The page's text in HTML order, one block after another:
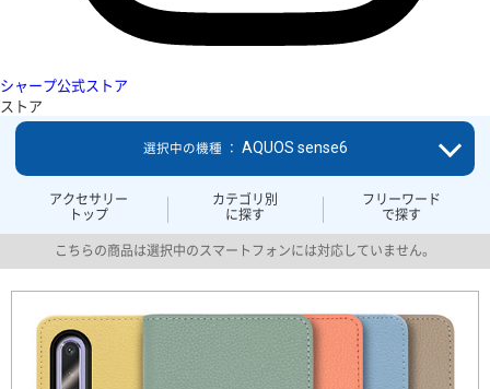
シャープ公式ストア
ストア
アクセサリー
トップ
カテゴリ別
に探す
フリーワード
で探す
選択中の機種 ： AQUOS sense6
こちらの商品は選択中のスマートフォンには対応していません。